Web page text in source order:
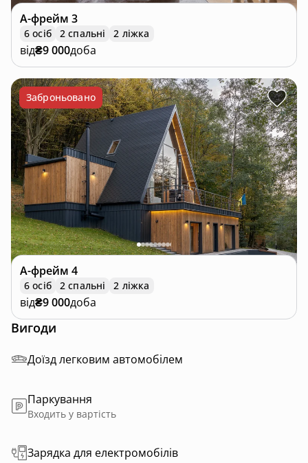
А-фрейм 3
6 осіб 2 спальні 2 ліжка
від₴9 000доба
Заброньовано
А-фрейм 4
6 осіб 2 спальні 2 ліжка
від₴9 000доба
Вигоди
Доїзд легковим автомобілем
Паркування
Входить у вартість
Зарядка для електромобілів